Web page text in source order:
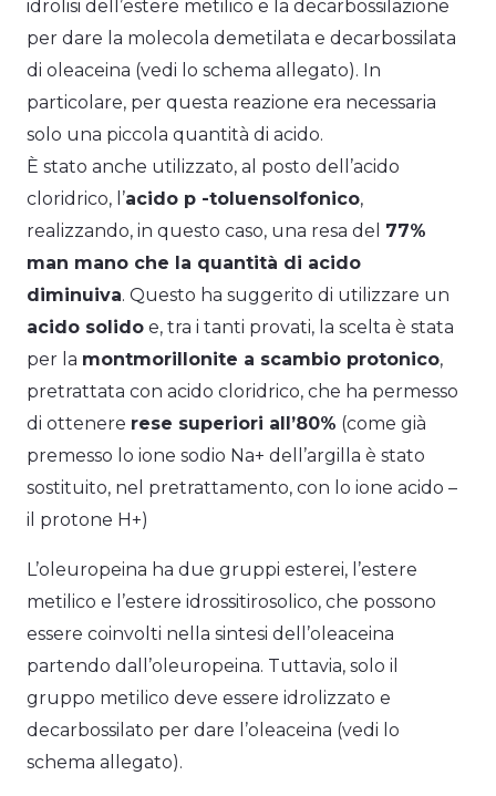
idrolisi dell’estere metilico e la decarbossilazione
per dare la molecola demetilata e decarbossilata
di oleaceina (vedi lo schema allegato). In
particolare, per questa reazione era necessaria
solo una piccola quantità di acido.
È stato anche utilizzato, al posto dell’acido
cloridrico, l’acido p -toluensolfonico,
realizzando, in questo caso, una resa del 77%
man mano che la quantità di acido
diminuiva. Questo ha suggerito di utilizzare un
acido solido e, tra i tanti provati, la scelta è stata
per la montmorillonite a scambio protonico,
pretrattata con acido cloridrico, che ha permesso
di ottenere rese superiori all’80% (come già
premesso lo ione sodio Na+ dell’argilla è stato
sostituito, nel pretrattamento, con lo ione acido –
il protone H+)
L’oleuropeina ha due gruppi esterei, l’estere
metilico e l’estere idrossitirosolico, che possono
essere coinvolti nella sintesi dell’oleaceina
partendo dall’oleuropeina. Tuttavia, solo il
gruppo metilico deve essere idrolizzato e
decarbossilato per dare l’oleaceina (vedi lo
schema allegato).